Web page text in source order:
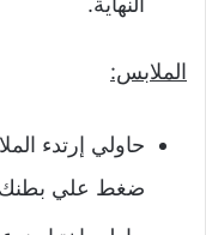
الملابس:
حاولي إرتدء
ضغط علي